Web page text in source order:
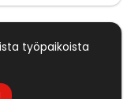
työpaikoista